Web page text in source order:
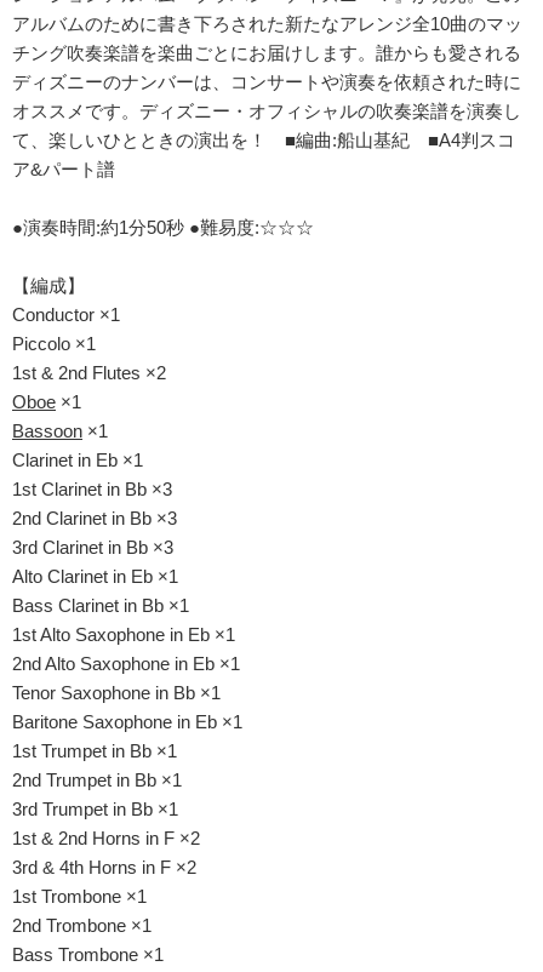
アルバムのために書き下ろされた新たなアレンジ全10曲のマッ
チング吹奏楽譜を楽曲ごとにお届けします。誰からも愛される
ディズニーのナンバーは、コンサートや演奏を依頼された時に
オススメです。ディズニー・オフィシャルの吹奏楽譜を演奏し
て、楽しいひとときの演出を！ ■編曲:船山基紀 ■A4判スコ
ア&パート譜
●演奏時間:約1分50秒 ●難易度:☆☆☆
【編成】
Conductor ×1
Piccolo ×1
1st & 2nd Flutes ×2
Oboe ×1
Bassoon ×1
Clarinet in Eb ×1
1st Clarinet in Bb ×3
2nd Clarinet in Bb ×3
3rd Clarinet in Bb ×3
Alto Clarinet in Eb ×1
Bass Clarinet in Bb ×1
1st Alto Saxophone in Eb ×1
2nd Alto Saxophone in Eb ×1
Tenor Saxophone in Bb ×1
Baritone Saxophone in Eb ×1
1st Trumpet in Bb ×1
2nd Trumpet in Bb ×1
3rd Trumpet in Bb ×1
1st & 2nd Horns in F ×2
3rd & 4th Horns in F ×2
1st Trombone ×1
2nd Trombone ×1
Bass Trombone ×1